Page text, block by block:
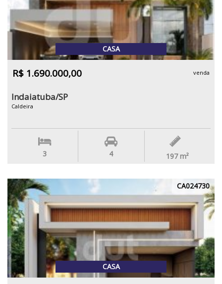
CASA
R$ 1.690.000,00 venda
Indaiatuba/SP
Caldeira
3 4 197 m²
CA024730
CASA